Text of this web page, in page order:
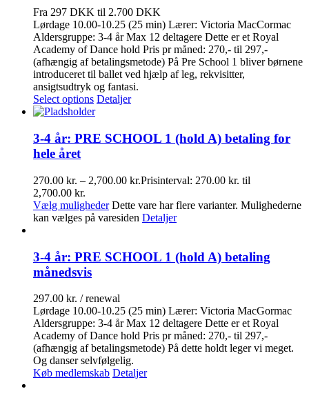
Fra 297 DKK til 2.700 DKK
Lørdage 10.00-10.25 (25 min) Lærer: Victoria MacCormac
Aldersgruppe: 3-4 år Max 12 deltagere Dette er et Royal
Academy of Dance hold Pris pr måned: 270,- til 297,-
(afhængig af betalingsmetode) På Pre School 1 bliver børnene
introduceret til ballet ved hjælp af leg, rekvisitter,
ansigtsudtryk og fantasi.
Select options Detaljer
3-4 år: PRE SCHOOL 1 (hold A) betaling for
hele året
270.00 kr. – 2,700.00 kr.Prisinterval: 270.00 kr. til
2,700.00 kr.
Vælg muligheder Dette vare har flere varianter. Mulighederne
kan vælges på varesiden Detaljer
3-4 år: PRE SCHOOL 1 (hold A) betaling
månedsvis
297.00 kr. / renewal
Lørdage 10.00-10.25 (25 min) Lærer: Victoria MacGormac
Aldersgruppe: 3-4 år Max 12 deltagere Dette er et Royal
Academy of Dance hold Pris pr måned: 270,- til 297,-
(afhængig af betalingsmetode) På dette holdt leger vi meget.
Og danser selvfølgelig.
Køb medlemskab Detaljer